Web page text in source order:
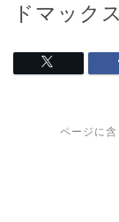
ドマック
ページに